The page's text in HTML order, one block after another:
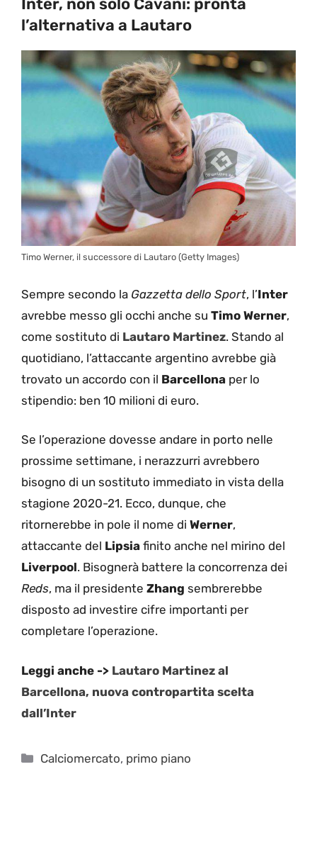
Inter, non solo Cavani: pronta
l’alternativa a Lautaro
Timo Werner, il successore di Lautaro (Getty Images)
Sempre secondo la Gazzetta dello Sport, l’Inter
avrebbe messo gli occhi anche su Timo Werner,
come sostituto di Lautaro Martinez. Stando al
quotidiano, l’attaccante argentino avrebbe già
trovato un accordo con il Barcellona per lo
stipendio: ben 10 milioni di euro.
Se l’operazione dovesse andare in porto nelle
prossime settimane, i nerazzurri avrebbero
bisogno di un sostituto immediato in vista della
stagione 2020-21. Ecco, dunque, che
ritornerebbe in pole il nome di Werner,
attaccante del Lipsia finito anche nel mirino del
Liverpool. Bisognerà battere la concorrenza dei
Reds, ma il presidente Zhang sembrerebbe
disposto ad investire cifre importanti per
completare l’operazione.
Leggi anche -> Lautaro Martinez al
Barcellona, nuova contropartita scelta
dall’Inter
Categorie
Calciomercato, primo piano